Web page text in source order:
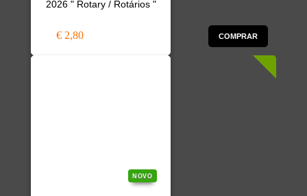
2026 " Rotary / Rotários "
€ 2,80 COMPRAR
NOVO